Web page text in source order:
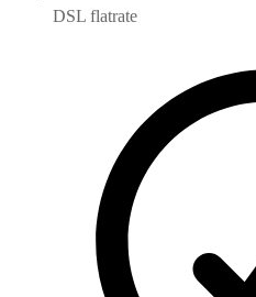
DSL flatrate